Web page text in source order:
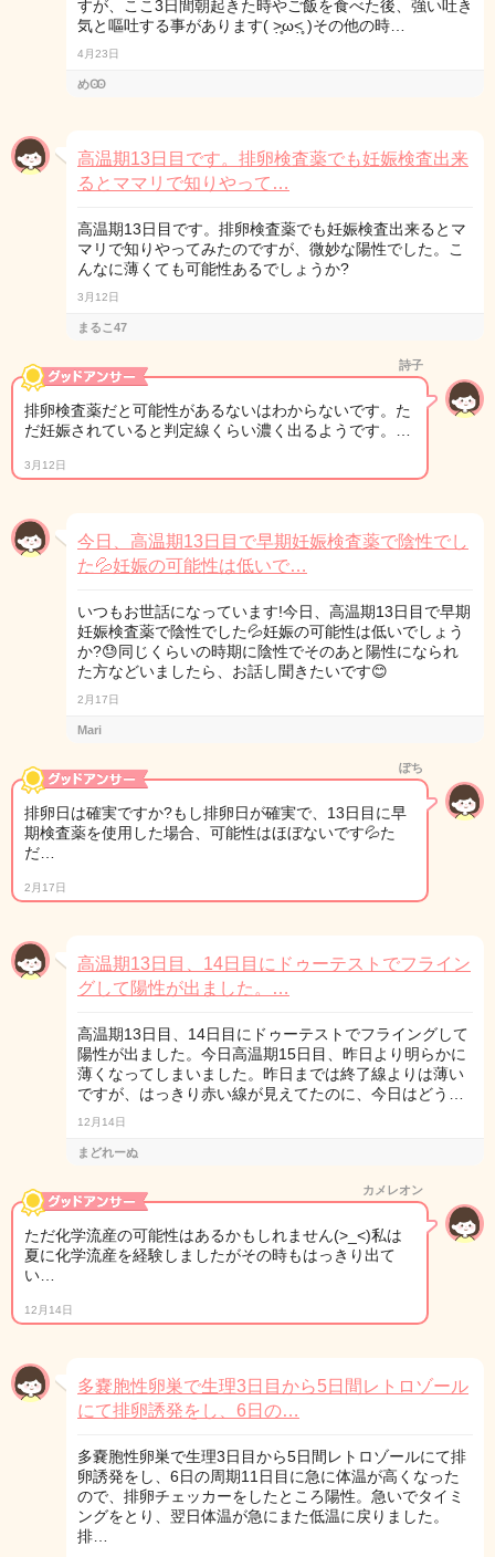
すが、ここ3日間朝起きた時やご飯を食べた後、強い吐き
気と嘔吐する事があります( ˃̣̣̥ω˂̣̣̥ )その他の時…
4月23日
めꙬ
高温期13日目です。排卵検査薬でも妊娠検査出来
るとママリで知りやって…
高温期13日目です。排卵検査薬でも妊娠検査出来るとマ
マリで知りやってみたのですが、微妙な陽性でした。こ
んなに薄くても可能性あるでしょうか?
3月12日
まるこ47
詩子
排卵検査薬だと可能性があるないはわからないです。た
だ妊娠されていると判定線くらい濃く出るようです。…
3月12日
今日、高温期13日目で早期妊娠検査薬で陰性でし
た💦妊娠の可能性は低いで…
いつもお世話になっています!今日、高温期13日目で早期
妊娠検査薬で陰性でした💦妊娠の可能性は低いでしょう
か?😓同じくらいの時期に陰性でそのあと陽性になられ
た方などいましたら、お話し聞きたいです😊
2月17日
Mari
ぽち
排卵日は確実ですか?もし排卵日が確実で、13日目に早
期検査薬を使用した場合、可能性はほぼないです💦た
だ…
2月17日
高温期13日目、14日目にドゥーテストでフライン
グして陽性が出ました。…
高温期13日目、14日目にドゥーテストでフライングして
陽性が出ました。今日高温期15日目、昨日より明らかに
薄くなってしまいました。昨日までは終了線よりは薄い
ですが、はっきり赤い線が見えてたのに、今日はどう…
12月14日
まどれーぬ
カメレオン
ただ化学流産の可能性はあるかもしれません(>_<)私は
夏に化学流産を経験しましたがその時もはっきり出て
い…
12月14日
多嚢胞性卵巣で生理3日目から5日間レトロゾール
にて排卵誘発をし、6日の…
多嚢胞性卵巣で生理3日目から5日間レトロゾールにて排
卵誘発をし、6日の周期11日目に急に体温が高くなった
ので、排卵チェッカーをしたところ陽性。急いでタイミ
ングをとり、翌日体温が急にまた低温に戻りました。
排…